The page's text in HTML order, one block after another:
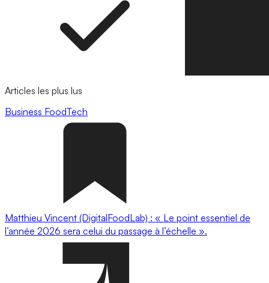
Articles les plus lus
Business FoodTech
Matthieu Vincent (DigitalFoodLab) : « Le point essentiel de
l’année 2026 sera celui du passage à l’échelle ».